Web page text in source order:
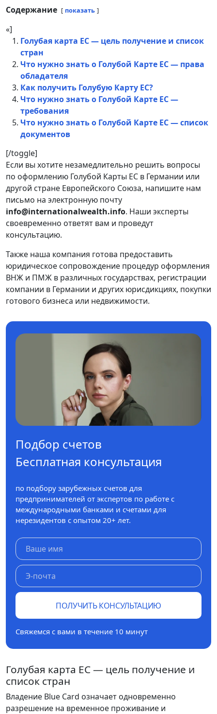
Содержание показать
«]
Голубая карта ЕС — цель получение и список
стран
Что нужно знать о Голубой Карте ЕС — права
обладателя
Как получить Голубую Карту ЕС?
Что нужно знать о Голубой Карте ЕС —
требования
Что нужно знать о Голубой Карте ЕС — список
документов
[/toggle]
Если вы хотите незамедлительно решить вопросы
по оформлению Голубой Карты ЕС в Германии или
другой стране Европейского Союза, напишите нам
письмо на электронную почту
info@internationalwealth.info. Наши эксперты
своевременно ответят вам и проведут
консультацию.
Также наша компания готова предоставить
юридическое сопровождение процедур оформления
ВНЖ и ПМЖ в различных государствах, регистрации
компании в Германии и других юрисдикциях, покупки
готового бизнеса или недвижимости.
Подбор счетов
Бесплатная консультация
по подбору зарубежных счетов для
предпринимателей от экспертов по работе с
международными банками и счетами для
нерезидентов с опытом 20+ лет.
ПОЛУЧИТЬ КОНСУЛЬТАЦИЮ
Свяжемся с вами в течение 10 минут
Голубая карта ЕС — цель получение и
список стран
Владение Blue Card означает одновременно
разрешение на временное проживание и